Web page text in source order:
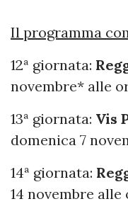
Il programma
12ª giornata:
novembre* alle
13ª giornata: Vis
domenica 7
14ª giornata:
14 novembre alle